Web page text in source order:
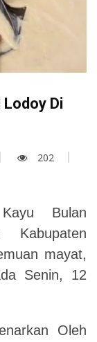
Di
202
Bulan
Kabupaten
mayat,
Senin, 12
Oleh